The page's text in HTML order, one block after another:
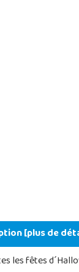
[plus de
les fêtes